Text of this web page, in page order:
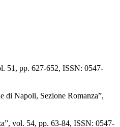
51, pp. 627-652, ISSN: 0547-
di Napoli, Sezione Romanza”,
vol. 54, pp. 63-84, ISSN: 0547-